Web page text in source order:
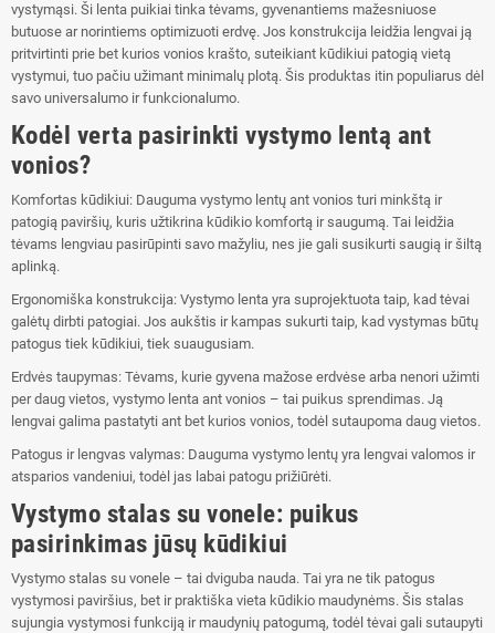
vystymąsi. Ši lenta puikiai tinka tėvams, gyvenantiems mažesniuose
butuose ar norintiems optimizuoti erdvę. Jos konstrukcija leidžia lengvai ją
pritvirtinti prie bet kurios vonios krašto, suteikiant kūdikiui patogią vietą
vystymui, tuo pačiu užimant minimalų plotą. Šis produktas itin populiarus dėl
savo universalumo ir funkcionalumo.
Kodėl verta pasirinkti vystymo lentą ant
vonios?
Komfortas kūdikiui: Dauguma vystymo lentų ant vonios turi minkštą ir
patogią paviršių, kuris užtikrina kūdikio komfortą ir saugumą. Tai leidžia
tėvams lengviau pasirūpinti savo mažyliu, nes jie gali susikurti saugią ir šiltą
aplinką.
Ergonomiška konstrukcija: Vystymo lenta yra suprojektuota taip, kad tėvai
galėtų dirbti patogiai. Jos aukštis ir kampas sukurti taip, kad vystymas būtų
patogus tiek kūdikiui, tiek suaugusiam.
Erdvės taupymas: Tėvams, kurie gyvena mažose erdvėse arba nenori užimti
per daug vietos, vystymo lenta ant vonios – tai puikus sprendimas. Ją
lengvai galima pastatyti ant bet kurios vonios, todėl sutaupoma daug vietos.
Patogus ir lengvas valymas: Dauguma vystymo lentų yra lengvai valomos ir
atsparios vandeniui, todėl jas labai patogu prižiūrėti.
Vystymo stalas su vonele: puikus
pasirinkimas jūsų kūdikiui
Vystymo stalas su vonele – tai dviguba nauda. Tai yra ne tik patogus
vystymosi paviršius, bet ir praktiška vieta kūdikio maudynėms. Šis stalas
sujungia vystymosi funkciją ir maudynių patogumą, todėl tėvai gali sutaupyti